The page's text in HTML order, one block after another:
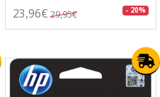
23,96€ 29,95€ - 20%